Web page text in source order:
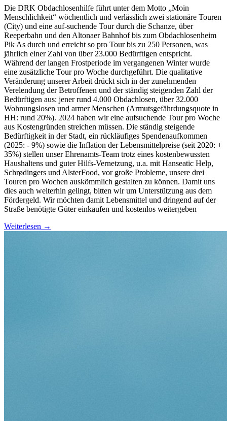
Die DRK Obdachlosenhilfe führt unter dem Motto „Moin
Menschlichkeit“ wöchentlich und verlässlich zwei stationäre Touren
(City) und eine auf-suchende Tour durch die Schanze, über
Reeperbahn und den Altonaer Bahnhof bis zum Obdachlosenheim
Pik As durch und erreicht so pro Tour bis zu 250 Personen, was
jährlich einer Zahl von über 23.000 Bedürftigen entspricht.
Während der langen Frostperiode im vergangenen Winter wurde
eine zusätzliche Tour pro Woche durchgeführt. Die qualitative
Veränderung unserer Arbeit drückt sich in der zunehmenden
Verelendung der Betroffenen und der ständig steigenden Zahl der
Bedürftigen aus: jener rund 4.000 Obdachlosen, über 32.000
Wohnungslosen und armer Menschen (Armutsgefährdungsquote in
HH: rund 20%). 2024 haben wir eine aufsuchende Tour pro Woche
aus Kostengründen streichen müssen. Die ständig steigende
Bedürftigkeit in der Stadt, ein rückläufiges Spendenaufkommen
(2025: - 9%) sowie die Inflation der Lebensmittelpreise (seit 2020: +
35%) stellen unser Ehrenamts-Team trotz eines kostenbewussten
Haushaltens und guter Hilfs-Vernetzung, u.a. mit Hanseatic Help,
Schrødingers und AlsterFood, vor große Probleme, unsere drei
Touren pro Wochen auskömmlich gestalten zu können. Damit uns
dies auch weiterhin gelingt, bitten wir um Unterstützung aus dem
Fördergeld. Wir möchten damit Lebensmittel und dringend auf der
Straße benötigte Güter einkaufen und kostenlos weitergeben
Weiterlesen →